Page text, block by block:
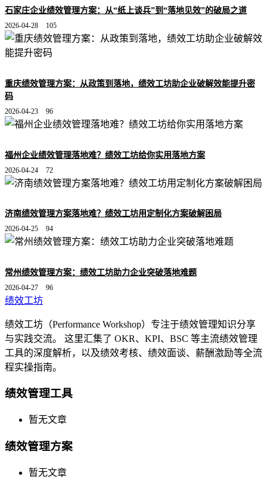
石家庄企业绩效管理方案：从“纸上谈兵”到“落地见效”的破局之道
2026-04-28 105
重庆绩效管理方案：从政策到落地，绩效工坊助企业破解效能提升密
码
2026-04-23 96
福州企业绩效管理落地难？绩效工坊给你实用落地方案
2026-04-24 72
济南绩效管理方案落地难？绩效工坊用定制化方案破解困局
2026-04-25 94
常州绩效管理方案：绩效工坊助力企业突破落地难题
2026-04-27 96
绩效工坊
绩效工坊（Performance Workshop）专注于绩效管理知识分享
与实践交流。 这里汇集了 OKR、KPI、BSC 等主流绩效管理
工具的深度解析，以及绩效考核、绩效面谈、薪酬激励等全流
程实操指南。
绩效管理工具
暂无文章
绩效管理方案
暂无文章